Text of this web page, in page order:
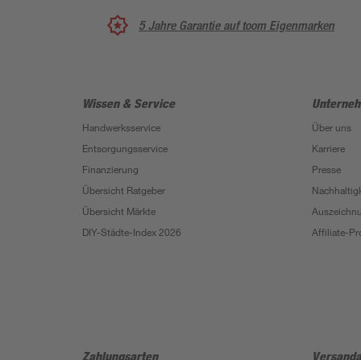
5 Jahre Garantie auf toom Eigenmarken
Wissen & Service
Handwerksservice
Entsorgungsservice
Finanzierung
Übersicht Ratgeber
Übersicht Märkte
DIY-Städte-Index 2026
Über uns
Karriere
Presse
Affiliate-
Zahlungsarten